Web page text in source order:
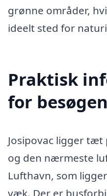
grønne områder,
ideelt sted for
Praktisk
for
Josipovac ligger tæt
og den nærmeste
Lufthavn, som
væk. Der er